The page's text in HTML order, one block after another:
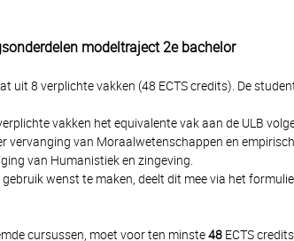
modeltraject 2e bachelor
uit 8 verplichte vakken (48 ECTS credits). De
vakken het equivalente vak aan de ULB
vervanging van Moraalwetenschappen en
van Humanistiek en zingeving.
wenst te maken, deelt dit mee via het
cursussen, moet voor ten minste48 ECTS